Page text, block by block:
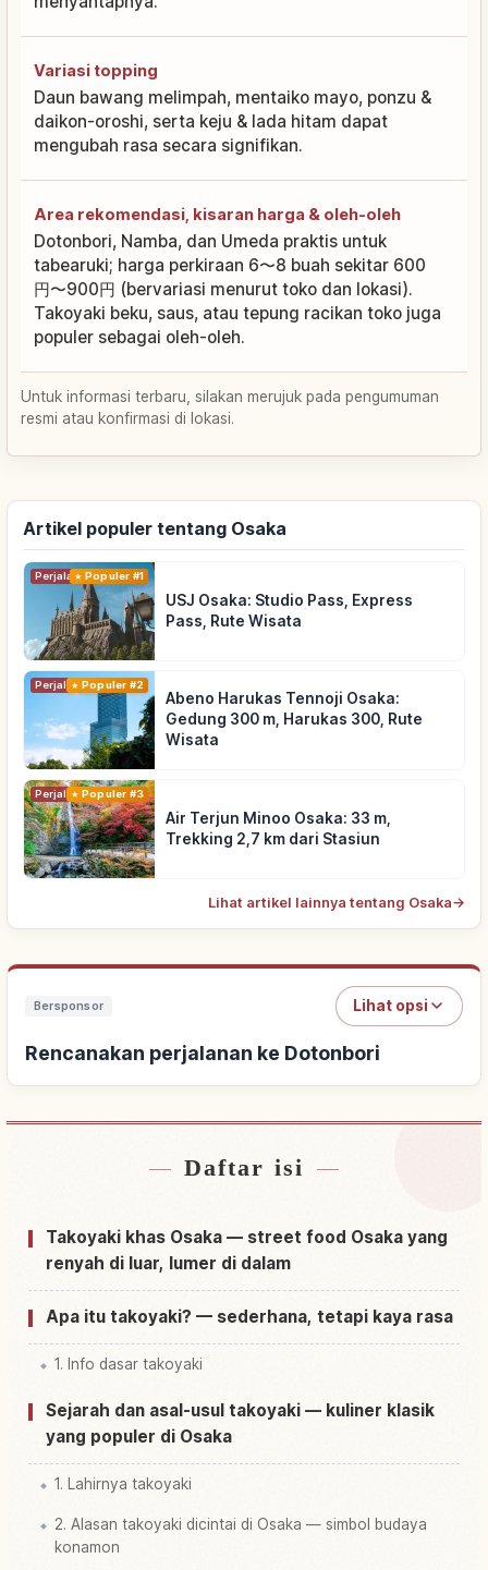
Variasi topping
Daun bawang melimpah, mentaiko mayo, ponzu &
daikon-oroshi, serta keju & lada hitam dapat
mengubah rasa secara signifikan.
Area rekomendasi, kisaran harga & oleh-oleh
Dotonbori, Namba, dan Umeda praktis untuk
tabearuki; harga perkiraan 6〜8 buah sekitar 600
円〜900円 (bervariasi menurut toko dan lokasi).
Takoyaki beku, saus, atau tepung racikan toko juga
populer sebagai oleh-oleh.
Untuk informasi terbaru, silakan merujuk pada pengumuman
resmi atau konfirmasi di lokasi.
Artikel populer tentang Osaka
PerjalananPopuler #1
USJ Osaka: Studio Pass, Express
Pass, Rute Wisata
PerjalananPopuler #2
Abeno Harukas Tennoji Osaka:
Gedung 300 m, Harukas 300, Rute
Wisata
PerjalananPopuler #3
Air Terjun Minoo Osaka: 33 m,
Trekking 2,7 km dari Stasiun
Lihat artikel lainnya tentang Osaka→
Bersponsor Lihat opsi
Rencanakan perjalanan ke Dotonbori
Cari penginapan dekat Dotonbori
Cari aktivitas di Dotonbori↗
Daftar isi
Takoyaki khas Osaka — street food Osaka yang
renyah di luar, lumer di dalam
Apa itu takoyaki? — sederhana, tetapi kaya rasa
1. Info dasar takoyaki
Sejarah dan asal-usul takoyaki — kuliner klasik
yang populer di Osaka
1. Lahirnya takoyaki
2. Alasan takoyaki dicintai di Osaka — simbol budaya
konamon